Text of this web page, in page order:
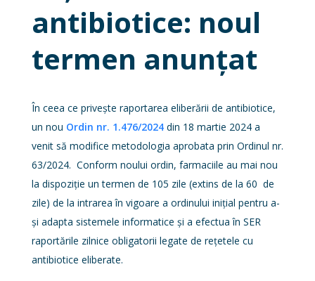
antibiotice: noul
termen anunțat
În ceea ce privește raportarea eliberării de antibiotice,
un nou Ordin nr. 1.476/2024din 18 martie 2024 a
venit să modifice metodologia aprobata prin Ordinul nr.
63/2024. Conform noului ordin, farmaciile au mai nou
la dispoziție un termen de 105 zile (extins de la 60 de
zile) de la intrarea în vigoare a ordinului inițial pentru a-
și adapta sistemele informatice și a efectua în SER
raportările zilnice obligatorii legate de rețetele cu
antibiotice eliberate.